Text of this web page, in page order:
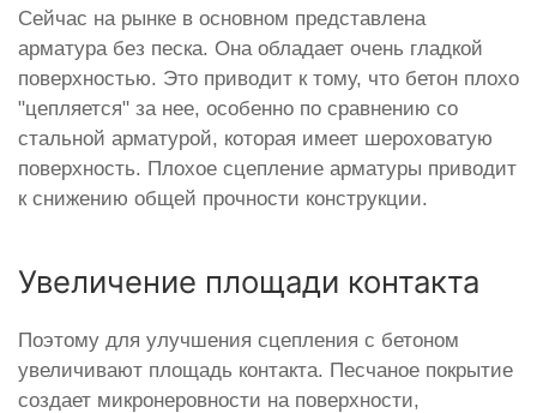
Сейчас на рынке в основном представлена
арматура без песка. Она обладает очень гладкой
поверхностью. Это приводит к тому, что бетон плохо
"цепляется" за нее, особенно по сравнению со
стальной арматурой, которая имеет шероховатую
поверхность. Плохое сцепление арматуры приводит
к снижению общей прочности конструкции.
Увеличение площади контакта
Поэтому для улучшения сцепления с бетоном
увеличивают площадь контакта. Песчаное покрытие
создает микронеровности на поверхности,